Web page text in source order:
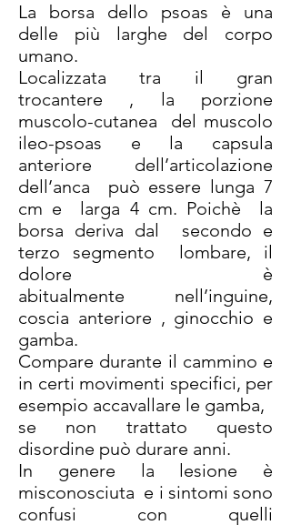
La borsa dello psoas è una
delle più larghe del corpo
umano.
Localizzata tra il gran
trocantere , la porzione
muscolo-cutanea del muscolo
ileo-psoas e la capsula
anteriore dell’articolazione
dell’anca può essere lunga 7
cm e larga 4 cm. Poichè la
borsa deriva dal secondo e
terzo segmento lombare, il
dolore è
abitualmente nell’inguine,
coscia anteriore , ginocchio e
gamba.
Compare durante il cammino e
in certi movimenti specifici, per
esempio accavallare le gamba,
se non trattato questo
disordine può durare anni.
In genere la lesione è
misconosciuta e i sintomi sono
confusi con quelli